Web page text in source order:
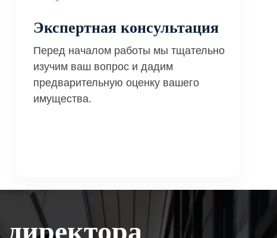
Экспертная консультация
Перед началом работы мы тщательно
изучим ваш вопрос и дадим
предварительную оценку вашего
имущества.